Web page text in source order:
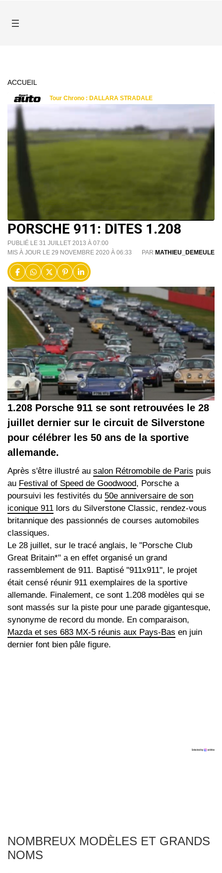
ACCUEIL
PORSCHE 911: DITES 1.208
PUBLIÉ LE 31 JUILLET 2013 À 07:00
MIS À JOUR LE 29 NOVEMBRE 2020 À 06:33
PAR MATHIEU_DEMEULE
1.208 Porsche 911 se sont retrouvées le 28
juillet dernier sur le circuit de Silverstone
pour célébrer les 50 ans de la sportive
allemande.
Après s'être illustré au salon Rétromobile de Paris puis
au Festival of Speed de Goodwood, Porsche a
poursuivi les festivités du 50e anniversaire de son
iconique 911 lors du Silverstone Classic, rendez-vous
britannique des passionnés de courses automobiles
classiques.
Le 28 juillet, sur le tracé anglais, le "Porsche Club
Great Britain*" a en effet organisé un grand
rassemblement de 911. Baptisé "911x911", le projet
était censé réunir 911 exemplaires de la sportive
allemande. Finalement, ce sont 1.208 modèles qui se
sont massés sur la piste pour une parade gigantesque,
synonyme de record du monde. En comparaison,
Mazda et ses 683 MX-5 réunis aux Pays-Bas en juin
dernier font bien pâle figure.
NOMBREUX MODÈLES ET GRANDS
NOMS